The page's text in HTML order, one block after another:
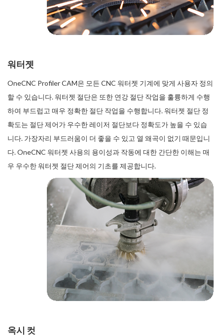
워터젯
OneCNC Profiler CAM은 모든 CNC 워터젯 기계에 맞게 사용자 정의
할 수 있습니다. 워터젯 절단은 또한 연강 절단 작업을 훌륭하게 수행
하여 부드럽고 매우 정확한 절단 작업을 수행합니다. 워터젯 절단 정
확도는 절단 제어가 우수한 레이저 절단보다 정확도가 높을 수 있습
니다. 가장자리 부드러움이 더 좋을 수 있고 열 왜곡이 없기 때문입니
다. OneCNC 워터젯 사용의 용이성과 작동에 대한 간단한 이해는 매
우 우수한 워터젯 절단 제어의 기초를 제공합니다.
옥시 컷